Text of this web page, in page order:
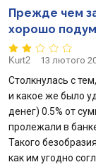
Прежде чем
хорошо
Kurt2 13 лютого
Столкнулась с
и какое же было
денег) 0.5% от
пролежали в
Такого
как им угодно